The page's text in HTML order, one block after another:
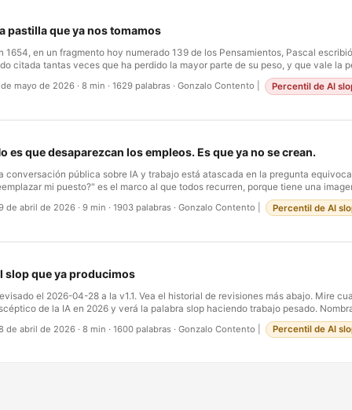
pastilla que ya nos tomamos
1654, en un fragmento hoy numerado 139 de los Pensamientos, Pascal
citada tantas veces que ha perdido la mayor parte de su peso, y que vale la
y mirar de nuevo: toda la desdicha de los hombres proviene de un solo
permanecer en reposo en una habitación. Trescientos setenta años
mayo de 2026 · 8 min · 1629 palabras · Gonzalo Contento Percentil de AI
es que desaparezcan los empleos. Es que ya no se crean.
conversación pública sobre IA y trabajo está atascada en la pregunta
mi puesto?" es el marco al que todos recurren, porque tiene una
un asiento específico. A los titulares les encanta. Goldman: la IA
de empleos. McKinsey: la mitad de toda la actividad laboral es
de abril de 2026 · 9 min · 1903 palabras · Gonzalo Contento Percentil de AI
slop que ya producimos
el 2026-04-28 a la v1.1. Vea el historial de revisiones más abajo. Mire
de la IA en 2026 y verá la palabra slop haciendo trabajo pesado.
baja entropía, producido en masa, sin un autor detrás, inundando feeds,
de comentarios, reseñas de productos. Hay ya un pequeño género de
de abril de 2026 · 8 min · 1600 palabras · Gonzalo Contento Percentil de AI